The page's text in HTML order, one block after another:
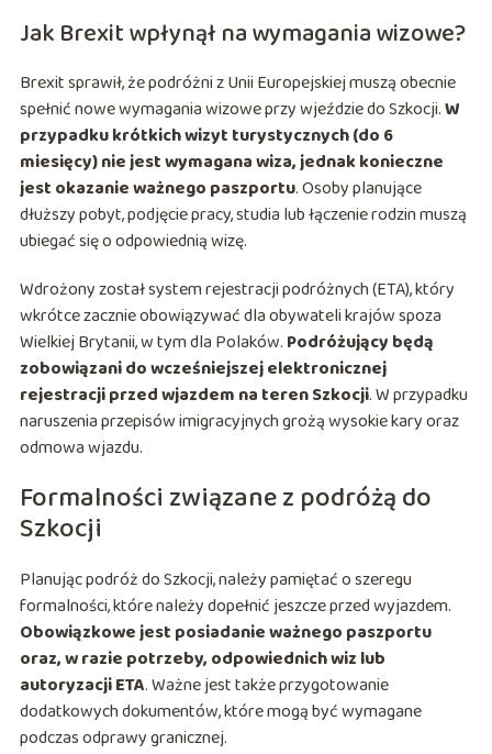
Jak Brexit wpłynął na wymagania wizowe?
Brexit sprawił, że podróżni z Unii Europejskiej muszą obecnie
spełnić nowe wymagania wizowe przy wjeździe do Szkocji.W
przypadku krótkich wizyt turystycznych (do 6
miesięcy) nie jest wymagana wiza, jednak konieczne
jest okazanie ważnego paszportu. Osoby planujące
dłuższy pobyt, podjęcie pracy, studia lub łączenie rodzin muszą
ubiegać się o odpowiednią wizę.
Wdrożony został system rejestracji podróżnych (ETA), który
wkrótce zacznie obowiązywać dla obywateli krajów spoza
Wielkiej Brytanii, w tym dla Polaków. Podróżujący będą
zobowiązani do wcześniejszej elektronicznej
rejestracji przed wjazdem na teren Szkocji. W przypadku
naruszenia przepisów imigracyjnych grożą wysokie kary oraz
odmowa wjazdu.
Formalności związane z podróżą do
Szkocji
Planując podróż do Szkocji, należy pamiętać o szeregu
formalności, które należy dopełnić jeszcze przed wyjazdem.
Obowiązkowe jest posiadanie ważnego paszportu
oraz, w razie potrzeby, odpowiednich wiz lub
autoryzacji ETA. Ważne jest także przygotowanie
dodatkowych dokumentów, które mogą być wymagane
podczas odprawy granicznej.